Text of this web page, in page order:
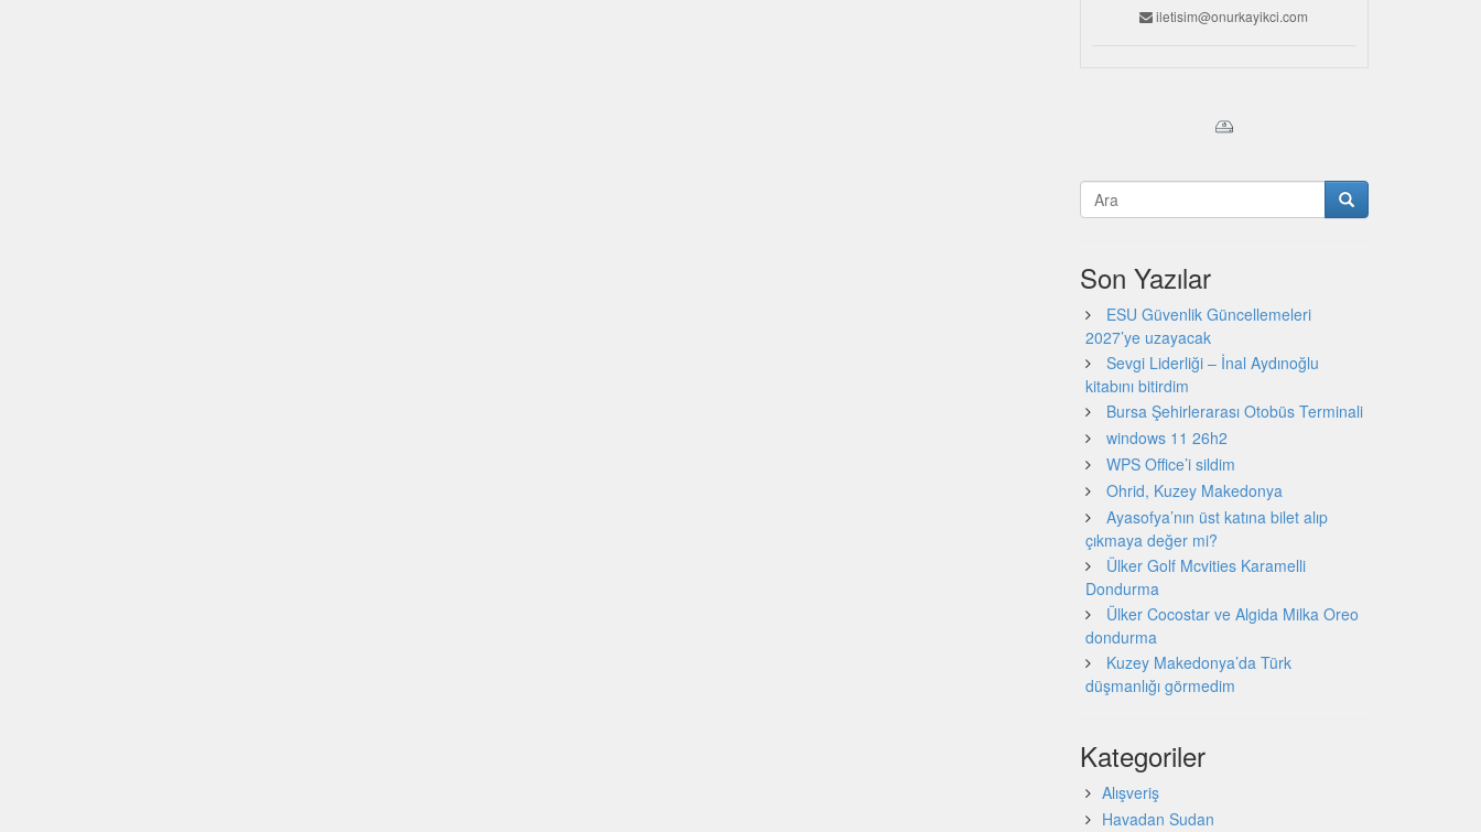
iletisim@onurkayikci.com
Son Yazılar
ESU Güvenlik Güncellemeleri
2027’ye uzayacak
Sevgi Liderliği – İnal Aydınoğlu
kitabını bitirdim
Bursa Şehirlerarası Otobüs Terminali
windows 11 26h2
WPS Office’i sildim
Ohrid, Kuzey Makedonya
Ayasofya’nın üst katına bilet alıp
çıkmaya değer mi?
Ülker Golf Mcvities Karamelli
Dondurma
Ülker Cocostar ve Algida Milka Oreo
dondurma
Kuzey Makedonya’da Türk
düşmanlığı görmedim
Kategoriler
Alışveriş
Havadan Sudan